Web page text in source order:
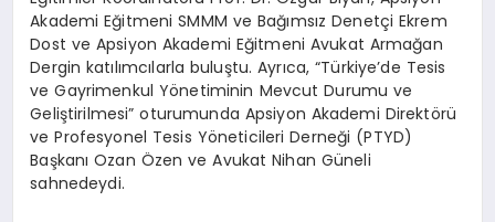
Akademi Eğitmeni SMMM ve Bağımsız Denetçi Ekrem
Dost ve Apsiyon Akademi Eğitmeni Avukat Armağan
Dergin katılımcılarla buluştu. Ayrıca, “Türkiye’de Tesis
ve Gayrimenkul Yönetiminin Mevcut Durumu ve
Geliştirilmesi” oturumunda Apsiyon Akademi Direktörü
ve Profesyonel Tesis Yöneticileri Derneği (PTYD)
Başkanı Ozan Özen ve Avukat Nihan Güneli
sahnedeydi.